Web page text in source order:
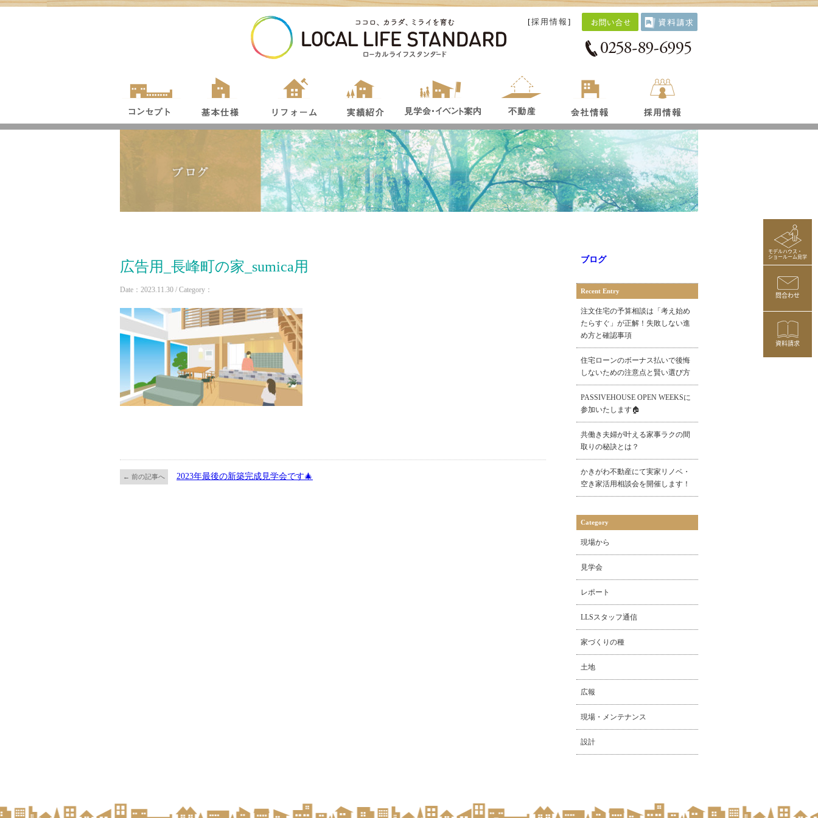
[採用情報 ]
モデルハウス・
ショールーム見学
問合わせ
資料請求
広告用_長峰町の家_sumica用
Date：2023.11.30 / Category：
← 前の記事へ 2023年最後の新築完成見学会です🎄
ブログ
Recent Entry
注文住宅の予算相談は「考え始め
たらすぐ」が正解！失敗しない進
め方と確認事項
住宅ローンのボーナス払いで後悔
しないための注意点と賢い選び方
PASSIVEHOUSE OPEN WEEKSに
参加いたします🏠
共働き夫婦が叶える家事ラクの間
取りの秘訣とは？
かきがわ不動産にて実家リノベ・
空き家活用相談会を開催します！
Category
現場から
見学会
レポート
LLSスタッフ通信
家づくりの種
土地
広報
現場・メンテナンス
設計